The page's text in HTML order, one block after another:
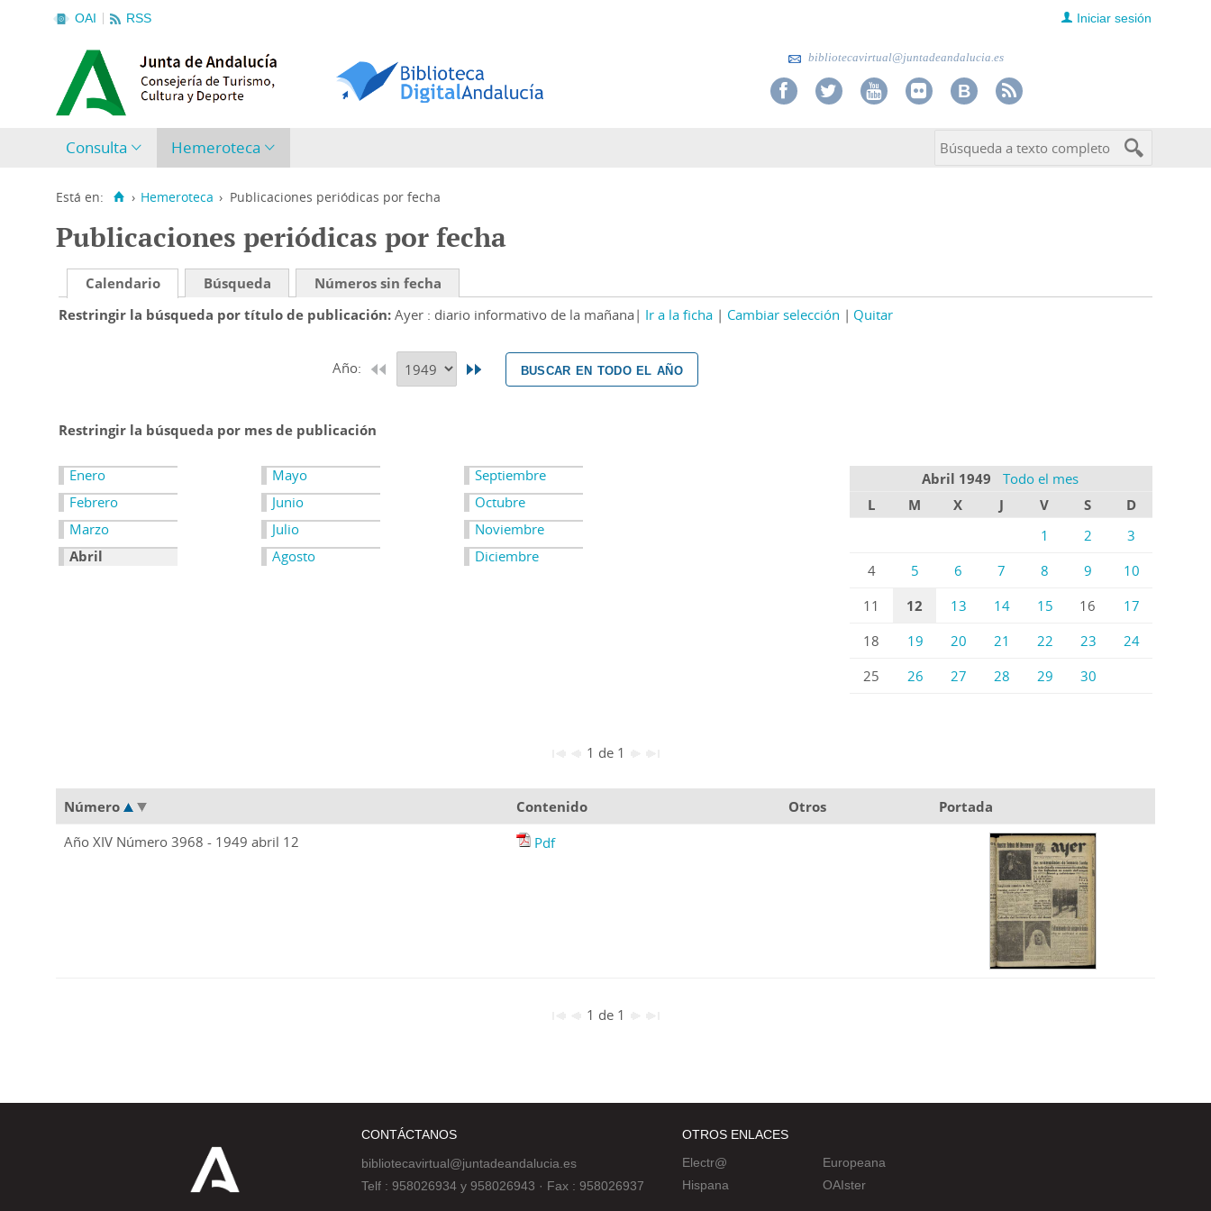
OAI RSS Iniciar sesión
bibliotecavirtual@juntadeandalucia.es
Consulta Hemeroteca
Está en: › Hemeroteca › Publicaciones periódicas por fecha
Publicaciones periódicas por fecha
Calendario Búsqueda
Números sin fecha
Restringir la búsqueda por título de publicación Ayer : diario informativo de la mañana Ir a la ficha Cambiar selección Quitar
Año: buscar en todo el año
Restringir la búsqueda por mes de publicación
Enero
Febrero
Marzo
Abril
Mayo
Junio
Julio
Agosto
Septiembre
Octubre
Noviembre
Diciembre
Abril 1949
Todo el mes
L
M X J V S
D
1
2
3
4
5 6 7 8 9
10
11
12 13 14 15 16
17
18
19 20 21 22 23
24
25
26 27 28 29 30
1 de 1
Número Contenido Otros
Portada
Año XIV Número 3968 - 1949 abril 12
Pdf
1 de 1
CONTÁCTANOS
bibliotecavirtual@juntadeandalucia.es
Telf : 958026934 y 958026943 · Fax : 958026937
OTROS ENLACES
Electr@
Hispana
Europeana
OAIster